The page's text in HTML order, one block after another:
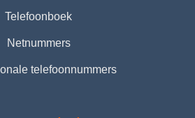
Telefoonboek
Netnummers
telefoonnummers